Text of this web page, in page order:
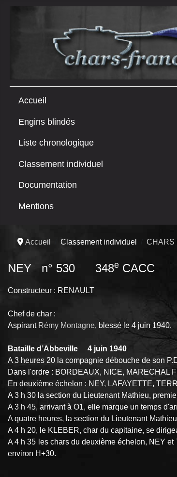
Accueil
Engins blindés
Liste chronologique
Classement individuel
Documentation
Mentions
Accueil Classement individuel CHARS
NEY n° 530 348e CACC
Constructeur : RENAULT
Chef de char :
Aspirant Rémy Montagne, blessé le 4 juin 1940.
Bataille d’Abbeville 4 juin 1940
A 3 heures 20 la compagnie débouche de son
Dans l'ordre : BORDEAUX, NICE, MARECHAL
En deuxième échelon : NEY, LAFAYETTE,
A 3 h 30 la section du Lieutenant Mathieu,
A 3 h 45, arrivant à O1, elle marque un temps
A quatre heures, la section du Lieutenant
A 4 h 20, le KLEBER, char du capitaine, se
A 4 h 35 les chars du deuxième échelon, NEY
environ H+30.